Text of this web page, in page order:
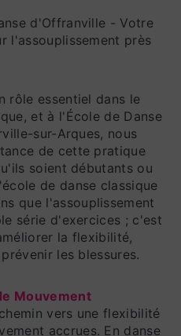
d'Offranville - Votre
l'assouplissement près
rôle essentiel dans le
et à l'École de Danse
sur-Arques, nous
de cette pratique
soient débutants ou
de danse classique
que l'assouplissement
série d'exercices ; c'est
la flexibilité,
les blessures.
Mouvement
vers une flexibilité
accrues. En danse